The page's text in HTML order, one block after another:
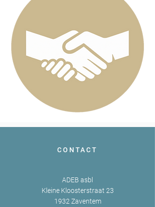
CONTACT
ADEB asbl
Kleine Kloosterstraat 23
1932 Zaventem